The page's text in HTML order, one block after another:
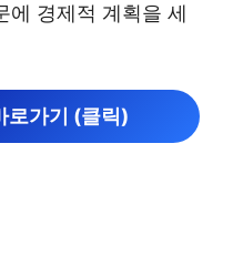
에 경제적 계획을 세
로가기 (클릭)